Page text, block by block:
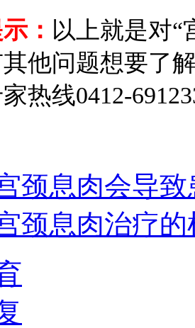
： 以上就是对“
他问题想要了
热线0412-
颈息肉会导
颈息肉治疗